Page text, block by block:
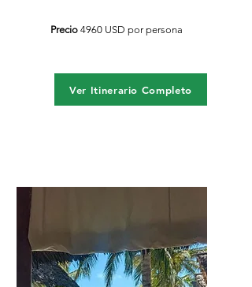
Precio 4960 USD por persona
Ver Itinerario Completo